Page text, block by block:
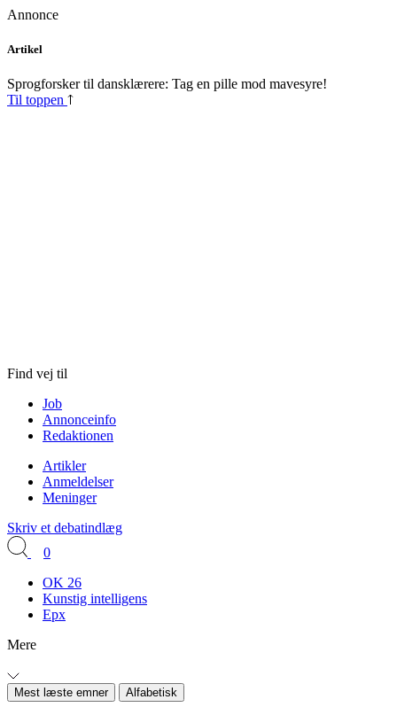
Annonce
Skip
content
Artikel
Sprogforsker til dansklærere: Tag en pille mod mavesyre!
Til toppen
Find vej til
Job
Annonceinfo
Redaktionen
Artikler
Anmeldelser
Meninger
Skriv et debatindlæg
0
OK 26
Kunstig intelligens
Epx
Mere
Mest læste emner Alfabetisk